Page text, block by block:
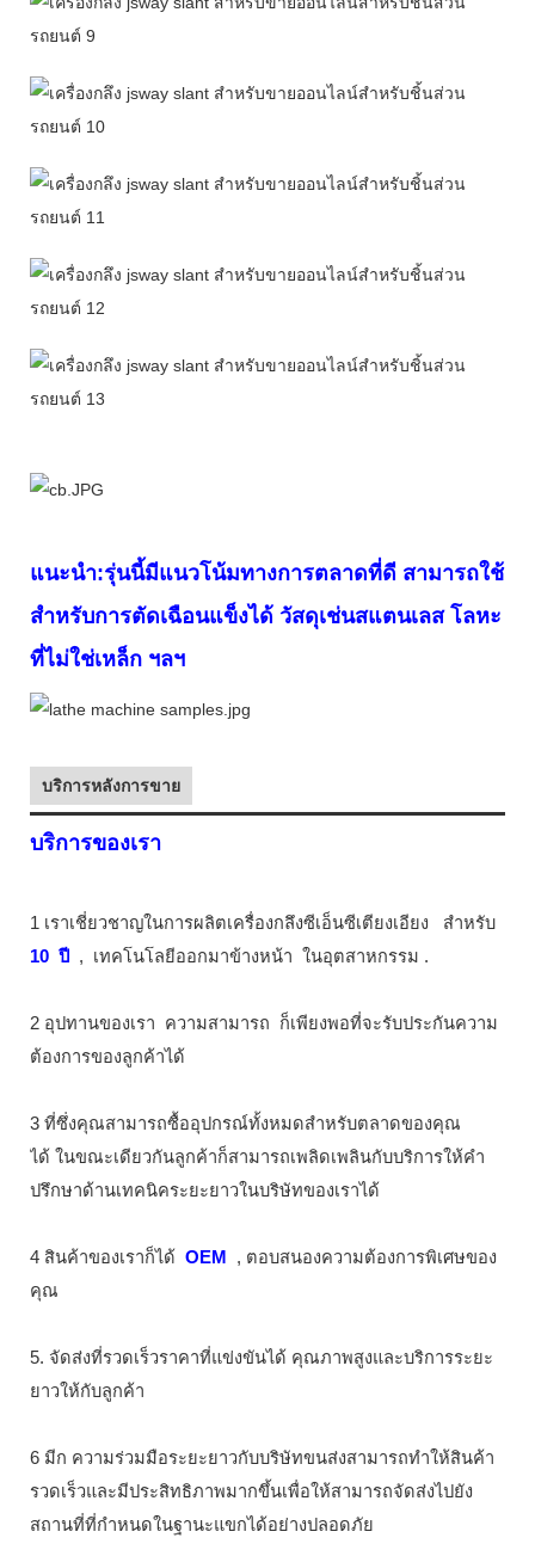
แนะนำ:รุ่นนี้มีแนวโน้มทางการตลาดที่ดี สามารถใช้
สำหรับการตัดเฉือนแข็งได้ วัสดุเช่นสแตนเลส โลหะ
ที่ไม่ใช่เหล็ก ฯลฯ
บริการหลังการขาย
บริการของเรา
1 เราเชี่ยวชาญในการผลิตเครื่องกลึงซีเอ็นซีเตียงเอียง
สำหรับ
10 ปี , เทคโนโลยีออกมาข้างหน้า ในอุตสาหกรรม .
2 อุปทานของเรา ความสามารถ
ก็เพียงพอที่จะรับประกันความ
ต้องการของลูกค้าได้
3 ที่ซึ่งคุณสามารถซื้ออุปกรณ์ทั้งหมดสำหรับตลาดของคุณ
ได้ ในขณะเดียวกันลูกค้าก็สามารถเพลิดเพลินกับบริการให้คำ
ปรึกษาด้านเทคนิคระยะยาวในบริษัทของเราได้
4 สินค้าของเราก็ได้ OEM
, ตอบสนองความต้องการพิเศษของ
คุณ
5. จัดส่งที่รวดเร็วราคาที่แข่งขันได้ คุณภาพสูงและบริการระยะ
ยาวให้กับลูกค้า
6 มีก ความร่วมมือระยะยาวกับบริษัทขนส่งสามารถทำให้สินค้า
รวดเร็วและมีประสิทธิภาพมากขึ้นเพื่อให้สามารถจัดส่งไปยัง
สถานที่ที่กำหนดในฐานะแขกได้อย่างปลอดภัย